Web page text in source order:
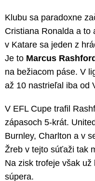
Klubu sa paradoxne
Cristiana Ronalda a to
v Katare sa jeden z
Je to Marcus Rashford
na bežiacom páse. V
až 10 nastrieľal iba od
V EFL Cupe trafil
zápasoch 5-krát.
Burnley, Charlton a v
Žreb v tejto súťaži tak
Na zisk trofeje však
súpera.